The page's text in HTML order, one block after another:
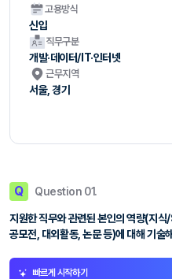
고용방식
신입
직무구분
개발·데이터/IT·인터넷
근무지역
서울, 경기
Q Question 01.
지원한 직무와 관련된 본인의 역량(지
공모전, 대외활동, 논문 등)에 대해 기술
빠르게 시작하기